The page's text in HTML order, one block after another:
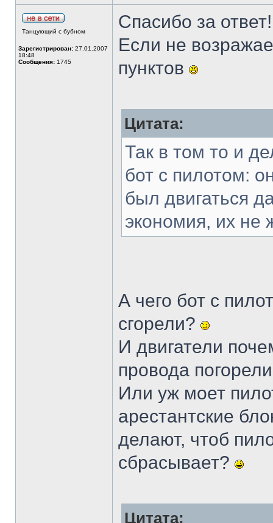
Танцующий с бубном
Зарегистрирован: 27.01.2007
18:48
Сообщения: 1745
Спасибо за ответ!
Если не
пунктов
Цитата:
Так в том то и
бот с пилотом:
был двигаться
экономия, их не
А чего бот с
сгорели?
И двигатели
провода
Или уж моет
арестантские
делают, чтоб
сбрасывает?
Цитата: